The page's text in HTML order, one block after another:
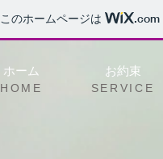
このホームページは .com
ホーム お約束
HOME SERVICE